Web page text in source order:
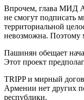
Впрочем, глава МИД
не смогут подписать
территориальной
невозможна. Поэтому
Пашинян обещает
Этот проект
TRIPP и мирный
Армении нет других
республики.